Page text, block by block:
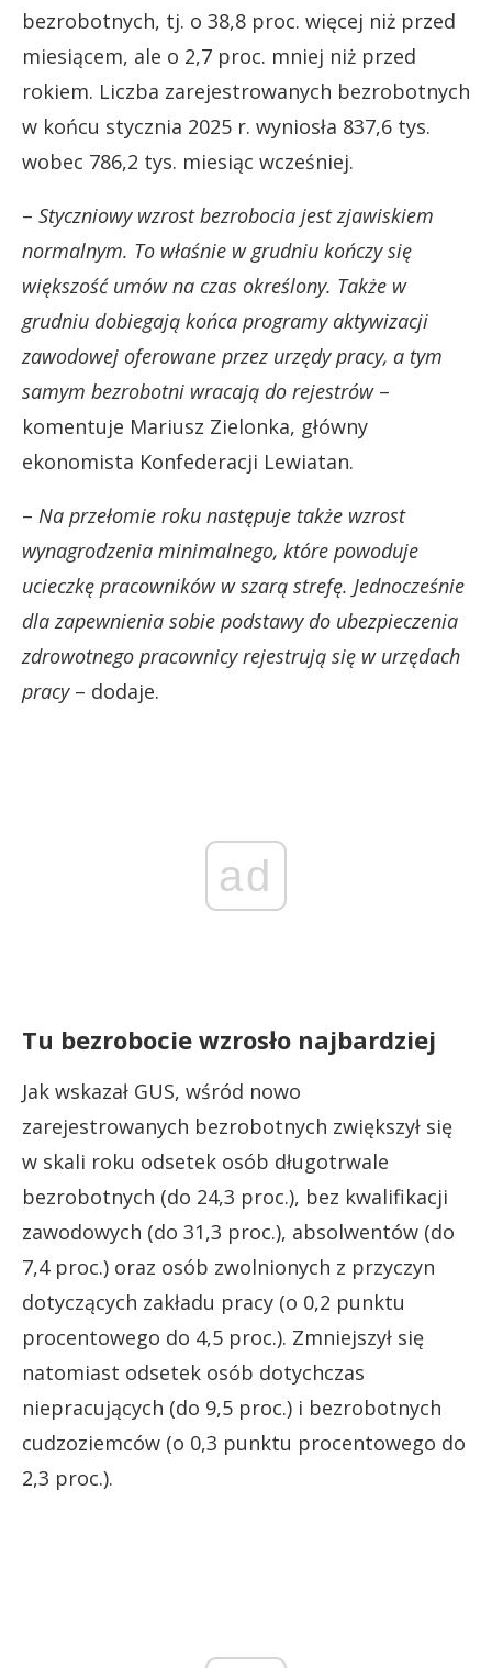
bezrobotnych, tj. o 38,8 proc. więcej niż przed
miesiącem, ale o 2,7 proc. mniej niż przed
rokiem. Liczba zarejestrowanych bezrobotnych
w końcu stycznia 2025 r. wyniosła 837,6 tys.
wobec 786,2 tys. miesiąc wcześniej.
– Styczniowy wzrost bezrobocia jest zjawiskiem
normalnym. To właśnie w grudniu kończy się
większość umów na czas określony. Także w
grudniu dobiegają końca programy aktywizacji
zawodowej oferowane przez urzędy pracy, a tym
samym bezrobotni wracają do rejestrów–
komentuje Mariusz Zielonka, główny
ekonomista Konfederacji Lewiatan.
– Na przełomie roku następuje także wzrost
wynagrodzenia minimalnego, które powoduje
ucieczkę pracowników w szarą strefę. Jednocześnie
dla zapewnienia sobie podstawy do ubezpieczenia
zdrowotnego pracownicy rejestrują się w urzędach
pracy– dodaje.
ad
Tu bezrobocie wzrosło najbardziej
Jak wskazał GUS, wśród nowo
zarejestrowanych bezrobotnych zwiększył się
w skali roku odsetek osób długotrwale
bezrobotnych (do 24,3 proc.), bez kwalifikacji
zawodowych (do 31,3 proc.), absolwentów (do
7,4 proc.) oraz osób zwolnionych z przyczyn
dotyczących zakładu pracy (o 0,2 punktu
procentowego do 4,5 proc.). Zmniejszył się
natomiast odsetek osób dotychczas
niepracujących (do 9,5 proc.) i bezrobotnych
cudzoziemców (o 0,3 punktu procentowego do
2,3 proc.).